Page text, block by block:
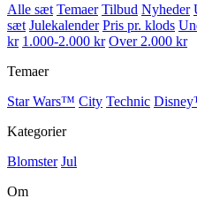
Alle sæt Temaer Tilbud Nyheder
sæt Julekalender Pris pr. klods
kr 1.000-2.000 kr Over 2.000 kr
Temaer
Star Wars™ City Technic
Kategorier
Blomster Jul
Om